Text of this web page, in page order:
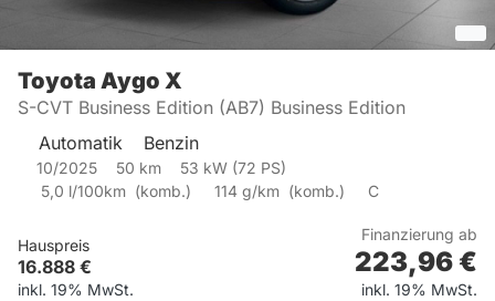
Toyota Aygo X
S-CVT Business Edition (AB7) Business Edition
Automatik
Benzin
10/2025 50 km 53 kW (72 PS)
5,0 l/100km (komb.) 114 g/km (komb.) C
Hauspreis
16.888 €
inkl. 19% MwSt.
Finanzierung ab
223,96 €
inkl. 19% MwSt.